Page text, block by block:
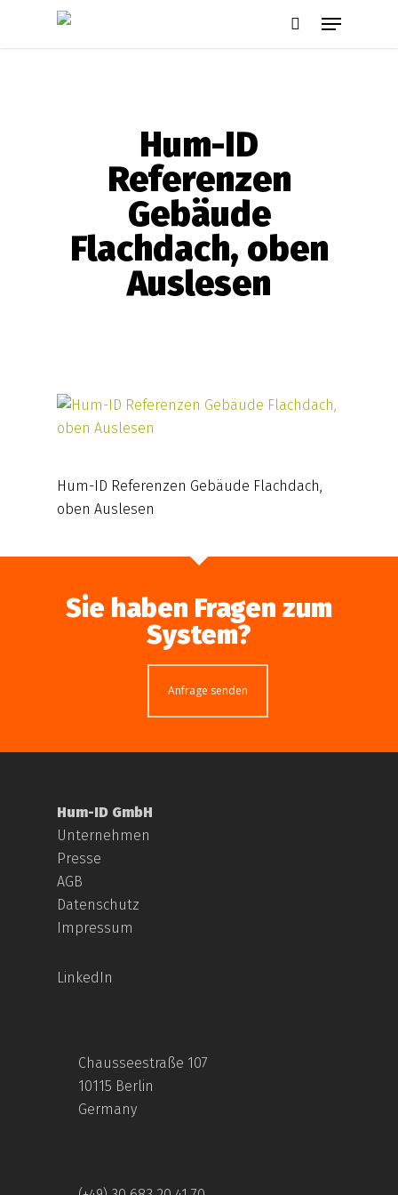
Menu
Hum-ID
Referenzen
Gebäude
Flachdach, oben
Auslesen
Hum-ID Referenzen Gebäude Flachdach,
oben Auslesen
Sie haben Fragen zum
System?
Anfrage senden
Hum-ID GmbH
Unternehmen
Presse
AGB
Datenschutz
Impressum
LinkedIn
Chausseestraße 107
10115 Berlin
Germany